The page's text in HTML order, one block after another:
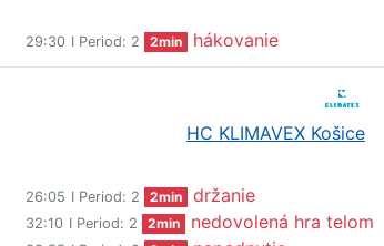
29:30 I Period: 2 2min hákovanie
HC KLIMAVEX Košice
26:05 I Period: 2 2min držanie
32:10 I Period: 2 2min nedovolená hra telom